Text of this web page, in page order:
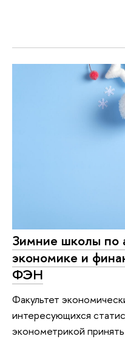
Зимние школы по
экономике и
ФЭН
Факультет
интересующихся
эконометрикой